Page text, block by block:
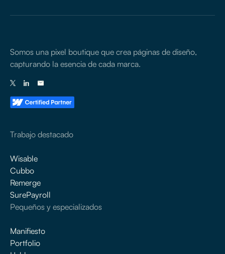
Somos una pixel boutique que crea páginas de diseño,
capturando la esencia de cada marca.
Trabajo destacado
Wisable
Cubbo
Remerge
SurePayroll
Pequeños y especializados
Manifiesto
Portfolio